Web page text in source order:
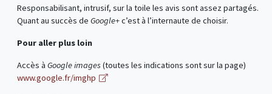
Responsabilisant, intrusif, sur la toile les avis sont assez partagés.
Quant au succès de Google+c’est à l’internaute de choisir.
Pour aller plus loin
Accès à Google images (toutes les indications sont sur la page)
www.google.fr/imghp